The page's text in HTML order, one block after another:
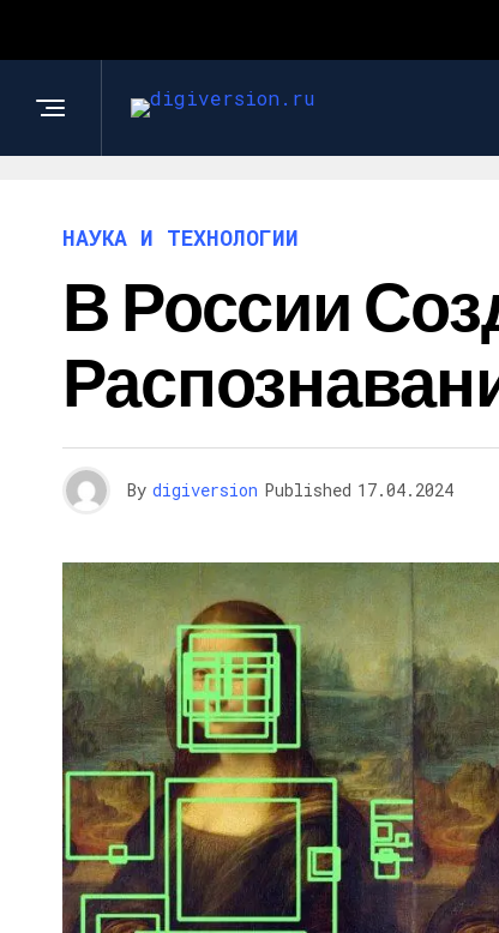
НАУКА И ТЕХНОЛОГИИ
В России
By digiversion Published 17.04.2024